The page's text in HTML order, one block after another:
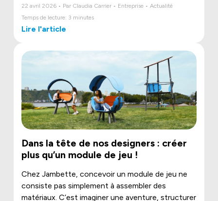
détour les défis vécus au quotidien : demandes
Plutôt que de contourner ces enjeux, elles ont
choisi de les transformer.
22 avril 2026 • Par Claudia Carrier • Entreprise • Actualité
Temps de lecture: 3 minutes
Lire l'article
Dans la tête de nos designers : créer
plus qu’un module de jeu !
Chez Jambette, concevoir un module de jeu ne
consiste pas simplement à assembler des
matériaux. C’est imaginer une aventure, structurer